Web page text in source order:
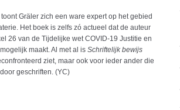
Gräler zich een ware expert op het gebied
Het boek is zelfs zó actueel dat de auteur
26 van de Tijdelijke wet COVID-19 Justitie en
maakt. Al met al is Schriftelijk bewijs
ziet, maar ook voor ieder ander die
geschriften. (YC)